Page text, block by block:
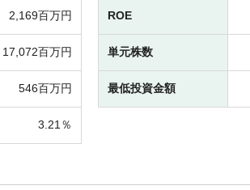
2,169百万円
17,072百万円
546百万円
3.21％
ROE
単元株数
最低投資金額